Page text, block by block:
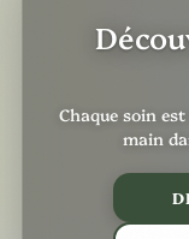
Chaque soin
main